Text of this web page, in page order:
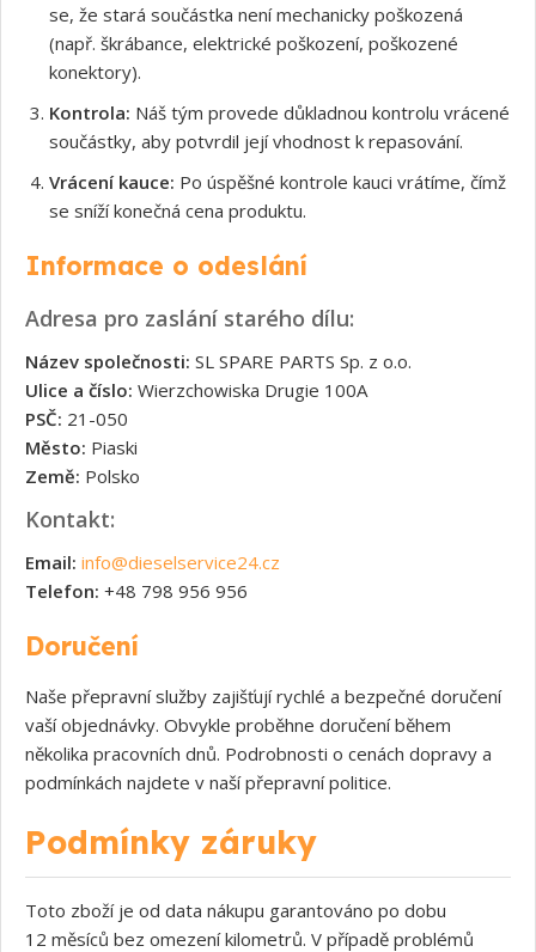
se, že stará součástka není mechanicky poškozená
(např. škrábance, elektrické poškození, poškozené
konektory).
Kontrola: Náš tým provede důkladnou kontrolu vrácené
součástky, aby potvrdil její vhodnost k repasování.
Vrácení kauce: Po úspěšné kontrole kauci vrátíme, čímž
se sníží konečná cena produktu.
Informace o odeslání
Adresa pro zaslání starého dílu:
Název společnosti: SL SPARE PARTS Sp. z o.o.
Ulice a číslo: Wierzchowiska Drugie 100A
PSČ: 21-050
Město: Piaski
Země: Polsko
Kontakt:
Email: info@dieselservice24.cz
Telefon: +48 798 956 956
Doručení
Naše přepravní služby zajišťují rychlé a bezpečné doručení
vaší objednávky. Obvykle proběhne doručení během
několika pracovních dnů. Podrobnosti o cenách dopravy a
podmínkách najdete v naší přepravní politice.
Podmínky záruky
Toto zboží je od data nákupu garantováno po dobu
12 měsíců bez omezení kilometrů. V případě problémů